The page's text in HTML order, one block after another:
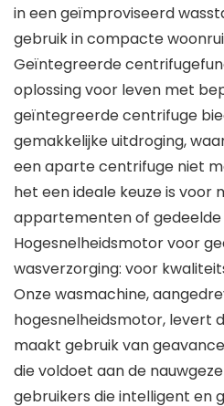
in een geïmproviseerd
gebruik in compacte
Geïntegreerde
oplossing voor leven met
geïntegreerde centrifuge
gemakkelijke uitdroging,
een aparte centrifuge niet
het een ideale keuze is voor
appartementen of gedeelde
Hogesnelheidsmotor voor
wasverzorging: voor
Onze wasmachine,
hogesnelheidsmotor, levert
maakt gebruik van
die voldoet aan de
gebruikers die intelligent en